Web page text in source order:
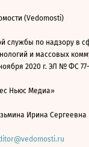
(Vedomosti)
службы по надзору в
и массовых
2020 г. ЭЛ № ФС 77-
Ньюс Медиа»
Ирина Сергеевна